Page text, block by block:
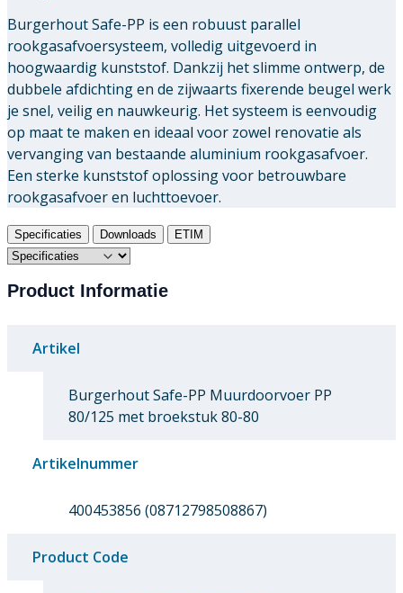
Burgerhout Safe-PP is een robuust parallel
rookgasafvoersysteem, volledig uitgevoerd in
hoogwaardig kunststof. Dankzij het slimme ontwerp, de
dubbele afdichting en de zijwaarts fixerende beugel werk
je snel, veilig en nauwkeurig. Het systeem is eenvoudig
op maat te maken en ideaal voor zowel renovatie als
vervanging van bestaande aluminium rookgasafvoer.
Een sterke kunststof oplossing voor betrouwbare
rookgasafvoer en luchttoevoer.
Specificaties Downloads ETIM
Product Informatie
Artikel
Burgerhout Safe-PP Muurdoorvoer PP
80/125 met broekstuk 80-80
Artikelnummer
400453856 (08712798508867)
Product Code